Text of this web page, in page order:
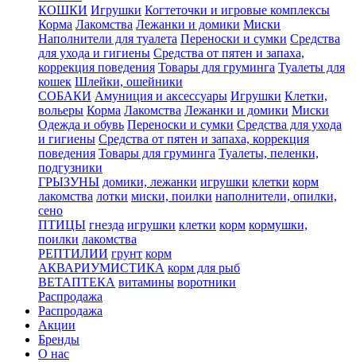
КОШКИ Игрушки Когтеточки и игровые комплексы
Корма Лакомства Лежанки и домики Миски
Наполнители для туалета Переноски и сумки Средства
для ухода и гигиены Средства от пятен и запаха,
коррекция поведения Товары для груминга Туалеты для
кошек Шлейки, ошейники
СОБАКИ Амуниция и аксессуары Игрушки Клетки,
вольеры Корма Лакомства Лежанки и домики Миски
Одежда и обувь Переноски и сумки Средства для ухода
и гигиены Средства от пятен и запаха, коррекция
поведения Товары для груминга Туалеты, пеленки,
подгузники
ГРЫЗУНЫ домики, лежанки игрушки клетки корм
лакомства лотки миски, поилки наполнители, опилки,
сено
ПТИЦЫ гнезда игрушки клетки корм кормушки,
поилки лакомства
РЕПТИЛИИ грунт корм
АКВАРИУМИСТИКА корм для рыб
ВЕТАПТЕКА витамины воротники
Распродажа
Распродажа
Акции
Бренды
О нас